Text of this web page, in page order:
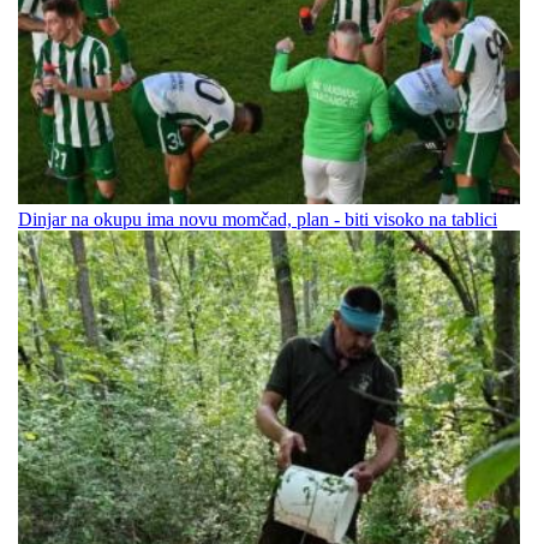
Dinjar na okupu ima novu momčad, plan - biti visoko na tablici